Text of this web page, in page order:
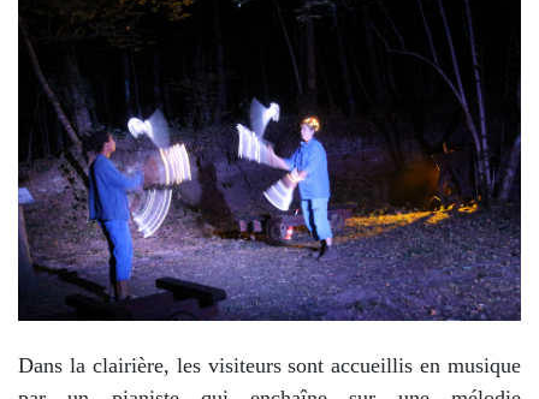
Dans la clairière, les visiteurs sont accueillis en musique